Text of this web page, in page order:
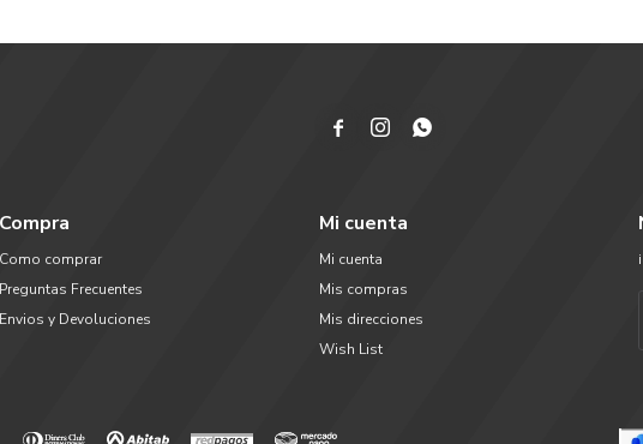
Compra
Como comprar
Preguntas Frecuentes
Envios y Devoluciones
Mi cuenta
Mi cuenta
Mis compras
Mis direcciones
Wish List
  